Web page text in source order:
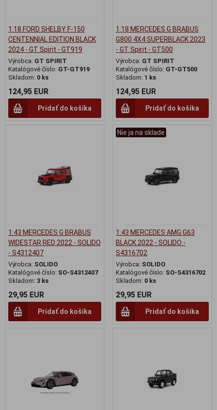
1:18 FORD SHELBY F-150
CENTENNIAL EDITION BLACK
2024 - GT Spirit - GT919
Výrobca: GT SPIRIT
Katalógové číslo: GT-GT919
Skladom: 0 ks
124,95 EUR
Pridať do košíka
1:18 MERCEDES G BRABUS
G800 4X4 SUPERBLACK 2023
- GT Spirit - GT500
Výrobca: GT SPIRIT
Katalógové číslo: GT-GT500
Skladom: 1 ks
124,95 EUR
Pridať do košíka
1:43 MERCEDES G BRABUS
WIDESTAR RED 2022 - SOLIDO
- S4312407
Výrobca: SOLIDO
Katalógové číslo: SO-S4312407
Skladom: 3 ks
29,95 EUR
Pridať do košíka
Nie ja na sklade
1:43 MERCEDES AMG G63
BLACK 2022 - SOLIDO -
S4316702
Výrobca: SOLIDO
Katalógové číslo: SO-S4316702
Skladom: 0 ks
29,95 EUR
Pridať do košíka